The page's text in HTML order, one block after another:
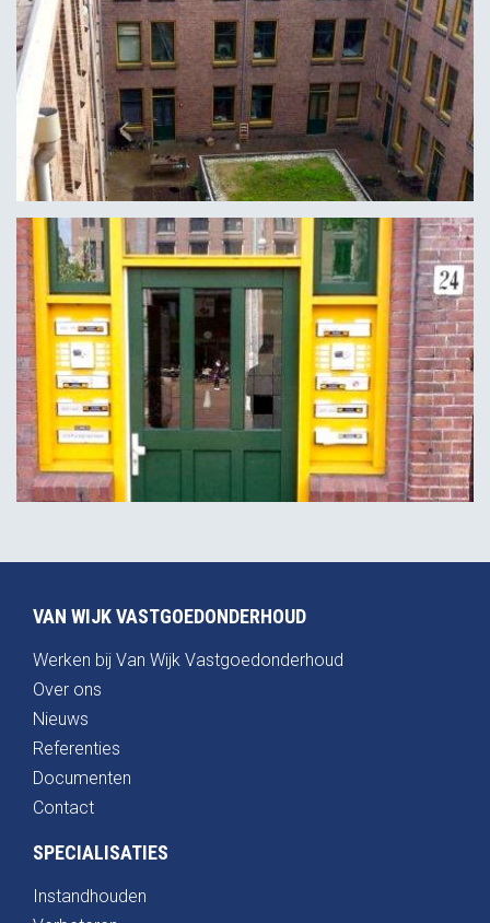
VAN WIJK VASTGOEDONDERHOUD
Werken bij Van Wijk Vastgoedonderhoud
Over ons
Nieuws
Referenties
Documenten
Contact
SPECIALISATIES
Instandhouden